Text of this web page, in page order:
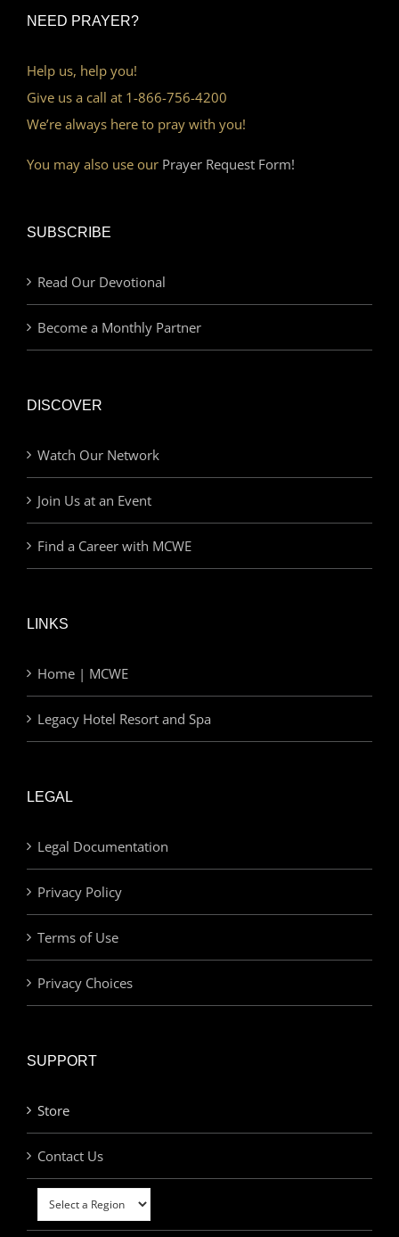
NEED PRAYER?
Help us, help you!
Give us a call at 1-866-756-4200
We’re always here to pray with you!
You may also use our Prayer Request Form!
SUBSCRIBE
Read Our Devotional
Become a Monthly Partner
DISCOVER
Watch Our Network
Join Us at an Event
Find a Career with MCWE
LINKS
Home | MCWE
Legacy Hotel Resort and Spa
LEGAL
Legal Documentation
Privacy Policy
Terms of Use
Privacy Choices
SUPPORT
Store
Contact Us